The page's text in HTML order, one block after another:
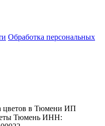
Обработка персональных
цветов в Тюмени ИП
Тюмень ИНН: